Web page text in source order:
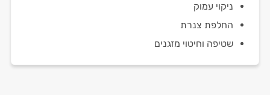
ניקוי עמוק
החלפת צנרת
שטיפה וחיטוי מזגנים